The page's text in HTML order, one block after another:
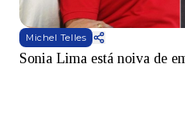
Michel Telles
Sonia Lima está noiva de